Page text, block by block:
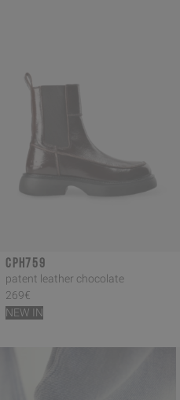
CPH759
patent leather chocolate
269€
NEW IN